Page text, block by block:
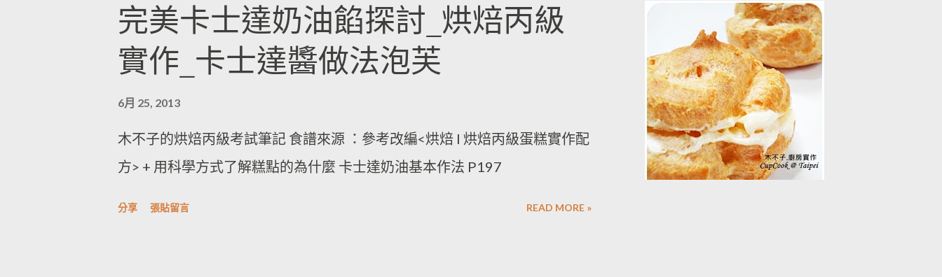
完美卡士達奶油餡探討_烘焙丙級
實作_卡士達醬做法泡芙
6月 25, 2013
木不子的烘焙丙級考試筆記 食譜來源 ：參考改編<烘焙 I 烘焙丙級蛋糕實作配
方> + 用科學方式了解糕點的為什麼 卡士達奶油基本作法 P197
分享 張貼留言 READ MORE »